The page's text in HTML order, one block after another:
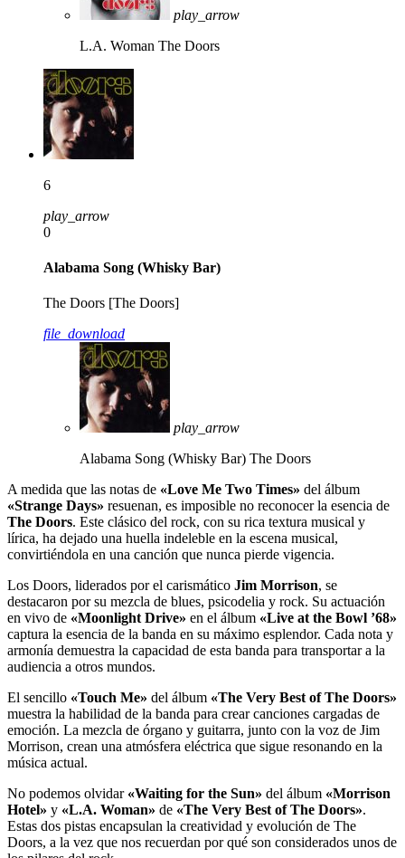
play_arrow
L.A. Woman The Doors
6
play_arrow
0
Alabama Song (Whisky Bar)
The Doors [The Doors]
file_download
play_arrow
Alabama Song (Whisky Bar) The Doors
A medida que las notas de «Love Me Two Times» del álbum
«Strange Days» resuenan, es imposible no reconocer la esencia de
The Doors. Este clásico del rock, con su rica textura musical y
lírica, ha dejado una huella indeleble en la escena musical,
convirtiéndola en una canción que nunca pierde vigencia.
Los Doors, liderados por el carismático Jim Morrison, se
destacaron por su mezcla de blues, psicodelia y rock. Su actuación
en vivo de «Moonlight Drive» en el álbum «Live at the Bowl ’68»
captura la esencia de la banda en su máximo esplendor. Cada nota y
armonía demuestra la capacidad de esta banda para transportar a la
audiencia a otros mundos.
El sencillo «Touch Me» del álbum «The Very Best of The Doors»
muestra la habilidad de la banda para crear canciones cargadas de
emoción. La mezcla de órgano y guitarra, junto con la voz de Jim
Morrison, crean una atmósfera eléctrica que sigue resonando en la
música actual.
No podemos olvidar «Waiting for the Sun» del álbum «Morrison
Hotel» y «L.A. Woman» de «The Very Best of The Doors».
Estas dos pistas encapsulan la creatividad y evolución de The
Doors, a la vez que nos recuerdan por qué son considerados unos de